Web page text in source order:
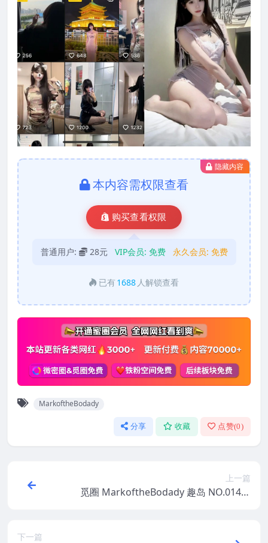
隐藏内容
本内容需权限查看
购买查看权限
普通用户: 28元 VIP会员: 免费 永久会员: 免费
已有 1688 人解锁查看
MarkoftheBodady
分享 收藏 点赞(0)
上一篇
觅圈 MarkoftheBodady 趣岛 NO.014期
下一篇